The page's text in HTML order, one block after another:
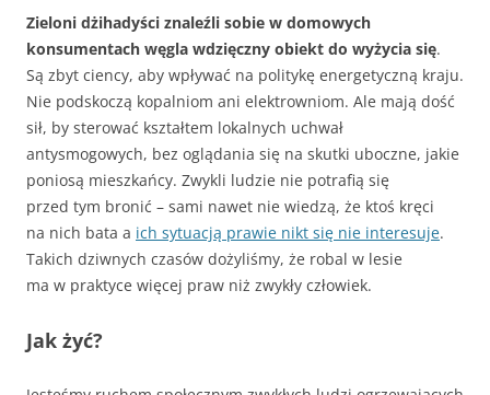
Zieloni dżihadyści znaleźli sobie w domowych
konsumentach węgla wdzięczny obiekt do wyżycia się.
Są zbyt ciency, aby wpływać na politykę energetyczną kraju.
Nie podskoczą kopalniom ani elektrowniom. Ale mają dość
sił, by sterować kształtem lokalnych uchwał
antysmogowych, bez oglądania się na skutki uboczne, jakie
poniosą mieszkańcy. Zwykli ludzie nie potrafią się
przed tym bronić – sami nawet nie wiedzą, że ktoś kręci
na nich bata a ich sytuacją prawie nikt się nie interesuje.
Takich dziwnych czasów dożyliśmy, że robal w lesie
ma w praktyce więcej praw niż zwykły człowiek.
Jak żyć?